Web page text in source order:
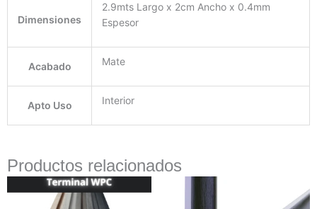
Dimensiones
2.9mts Largo x 2cm Ancho x 0.4mm
Espesor
Acabado Mate
Apto Uso Interior
Productos relacionados